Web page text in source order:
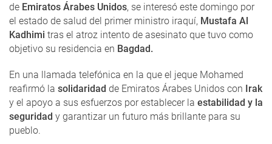
de Emiratos Árabes Unidos, se interesó este domingo por
el estado de salud del primer ministro iraquí, Mustafa Al
Kadhimi tras el atroz intento de asesinato que tuvo como
objetivo su residencia en Bagdad.
En una llamada telefónica en la que el jeque Mohamed
reafirmó la solidaridad de Emiratos Árabes Unidos con Irak
y el apoyo a sus esfuerzos por establecer la estabilidad y la
seguridad y garantizar un futuro más brillante para su
pueblo.